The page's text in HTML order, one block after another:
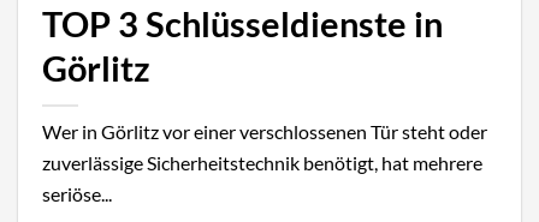
TOP 3 Schlüsseldienste in
Görlitz
Wer in Görlitz vor einer verschlossenen Tür steht oder
zuverlässige Sicherheitstechnik benötigt, hat mehrere
seriöse...